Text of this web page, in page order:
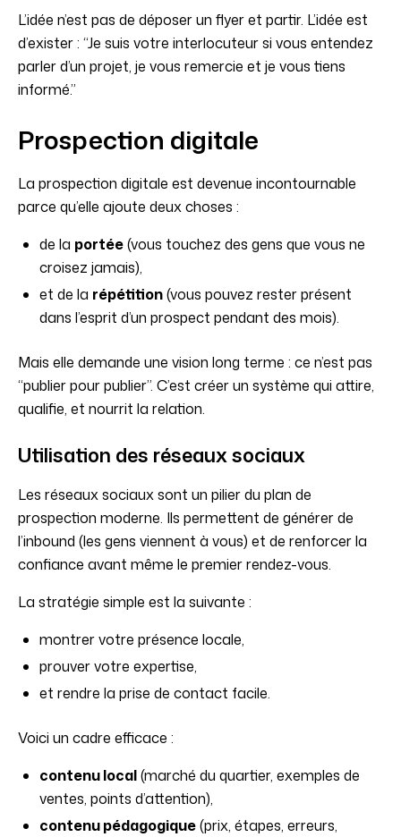
L’idée n’est pas de déposer un flyer et partir. L’idée est
d’exister : “Je suis votre interlocuteur si vous entendez
parler d’un projet, je vous remercie et je vous tiens
informé.”
Prospection digitale
La prospection digitale est devenue incontournable
parce qu’elle ajoute deux choses :
de la portée(vous touchez des gens que vous ne
croisez jamais),
et de la répétition(vous pouvez rester présent
dans l’esprit d’un prospect pendant des mois).
Mais elle demande une vision long terme : ce n’est pas
“publier pour publier”. C’est créer un système qui attire,
qualifie, et nourrit la relation.
Utilisation des réseaux sociaux
Les réseaux sociaux sont un pilier du plan de
prospection moderne. Ils permettent de générer de
l’inbound (les gens viennent à vous) et de renforcer la
confiance avant même le premier rendez-vous.
La stratégie simple est la suivante :
montrer votre présence locale,
prouver votre expertise,
et rendre la prise de contact facile.
Voici un cadre efficace :
contenu local(marché du quartier, exemples de
ventes, points d’attention),
contenu pédagogique(prix, étapes, erreurs,